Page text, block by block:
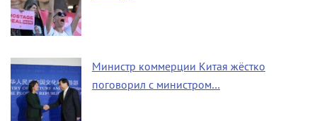
Министр коммерции Китая жёстко
поговорил с министром…